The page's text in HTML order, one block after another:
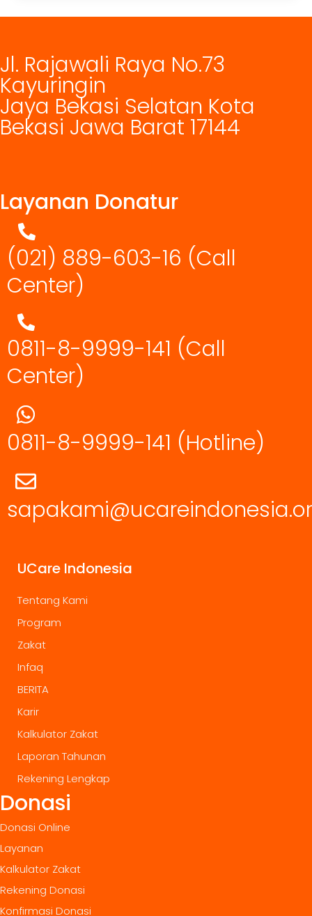
Jl. Rajawali Raya No.73
Kayuringin
Jaya Bekasi Selatan Kota
Bekasi Jawa Barat 17144
Layanan Donatur
(021) 889-603-16 (Call
Center)
0811-8-9999-141 (Call
Center)
0811-8-9999-141 (Hotline)
UCare Indonesia
Tentang Kami
Program
Zakat
Infaq
BERITA
Karir
Kalkulator Zakat
Laporan Tahunan
Rekening Lengkap
Donasi
Donasi Online
Layanan
Kalkulator Zakat
Rekening Donasi
Konfirmasi Donasi